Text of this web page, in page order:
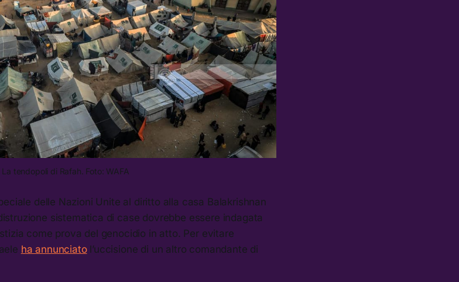
La tendopoli di Rafah. Foto: WAFA
delle Nazioni Unite al diritto alla casa Balakrishnan
sistematica di case dovrebbe essere indagata
come prova del genocidio in atto. Per evitare
ha annunciatol’uccisione di un altro comandante di